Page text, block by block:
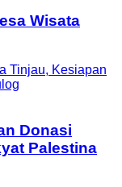
Wisata
Donasi
Palestina